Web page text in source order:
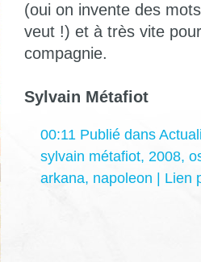
(oui on invente des
veut !) et à très vite
compagnie.
Sylvain Métafiot
00:11 Publié dans
sylvain métafiot, 2008,
arkana, napoleon Lien